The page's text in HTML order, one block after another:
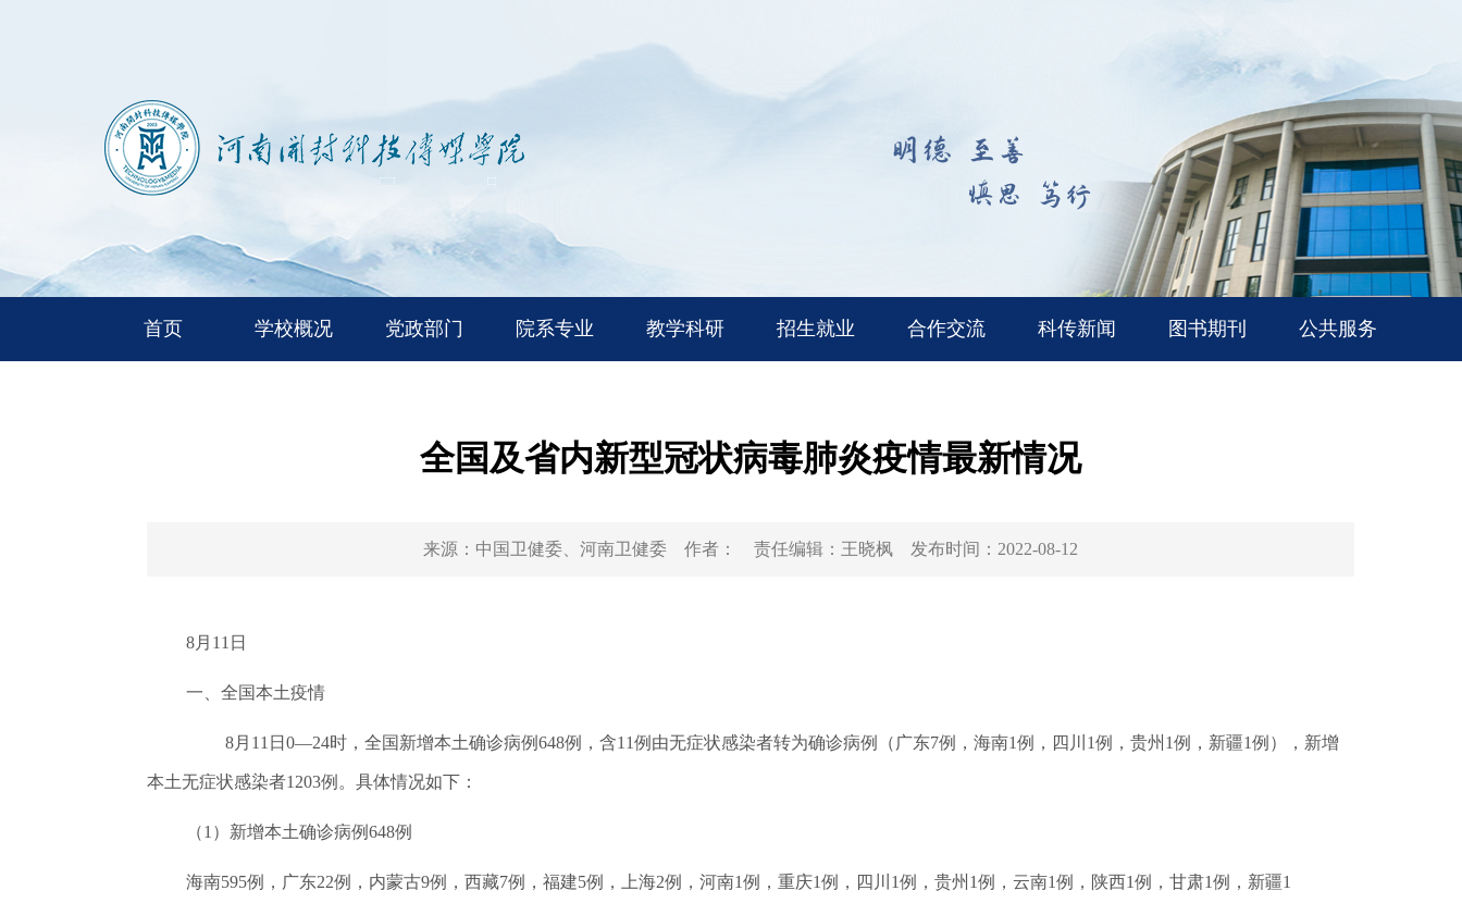
首页 学校概况 党政部门 院系专业 教学科研 招生就业 合作交流 科传新闻 图书期刊 公共服务
全国及省内新型冠状病毒肺炎疫情最新情况
来源： 中国卫健委、河南卫健委 作者： 责任编辑： 王晓枫 发布时间： 2022-08-12
8月11日
一、全国本土疫情
8月11日0—24时，全国新增本土确诊病例648例，含11例由无症状感染者转为确诊病例（广东7例，海南1例，四川1例，贵州1例，新疆1例），新增
本土无症状感染者1203例。具体情况如下：
（1）新增本土确诊病例648例
海南595例，广东22例，内蒙古9例，西藏7例，福建5例，上海2例，河南1例，重庆1例，四川1例，贵州1例，云南1例，陕西1例，甘肃1例，新疆1